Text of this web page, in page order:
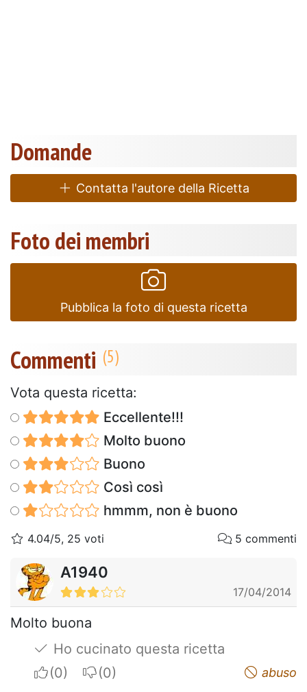
Domande
Contatta l'autore della Ricetta
Foto dei membri
Pubblica la foto di questa ricetta
Commenti
Vota questa ricetta:
Eccellente!!!
Molto buono
Buono
Così così
hmmm, non è buono
4.04/5, 25 voti 5 commenti
A1940
17/04/2014
Molto buona
Ho cucinato questa ricetta
I apreciateI do not appreciate abuso